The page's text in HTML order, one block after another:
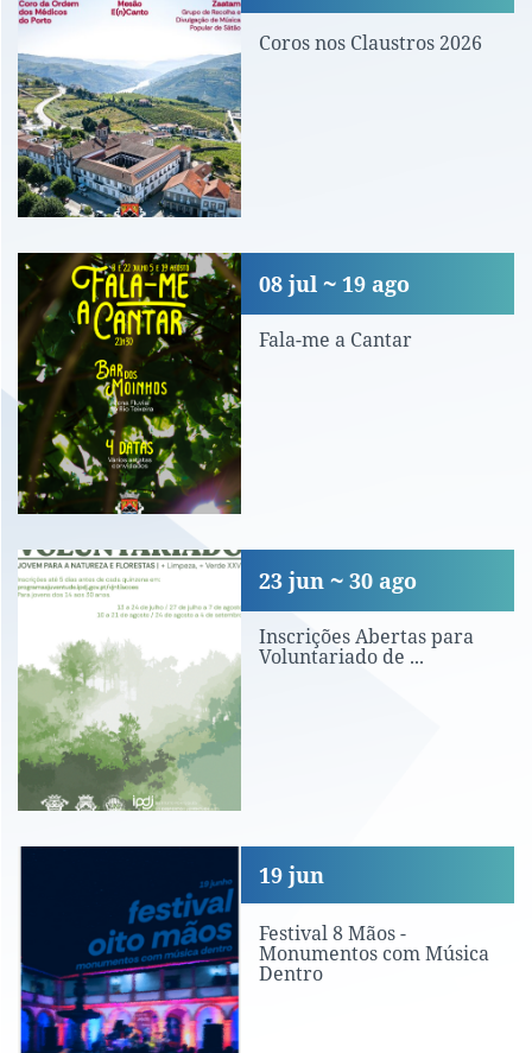
Coros nos Claustros 2026
Fala-me a Cantar
Fala-me a Cantar
08 jul 19 ago
Inscrições Abertas para Voluntariado
Inscrições Abertas para
Voluntariado de ...
23 jun 30 ago
Festival 8 Mãos - Monumentos com
Festival 8 Mãos -
Monumentos com Música
Dentro
19 jun